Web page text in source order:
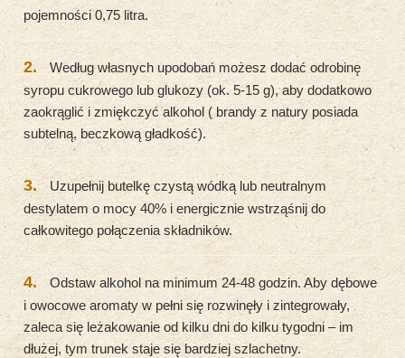
pojemności 0,75 litra.
2.
Według własnych upodobań możesz dodać odrobinę
syropu cukrowego lub glukozy (ok. 5-15 g), aby dodatkowo
zaokrąglić i zmiękczyć alkohol ( brandy z natury posiada
subtelną, beczkową gładkość).
3.
Uzupełnij butelkę czystą wódką lub neutralnym
destylatem o mocy 40% i energicznie wstrząśnij do
całkowitego połączenia składników.
4.
Odstaw alkohol na minimum 24-48 godzin. Aby dębowe
i owocowe aromaty w pełni się rozwinęły i zintegrowały,
zaleca się leżakowanie od kilku dni do kilku tygodni – im
dłużej, tym trunek staje się bardziej szlachetny.